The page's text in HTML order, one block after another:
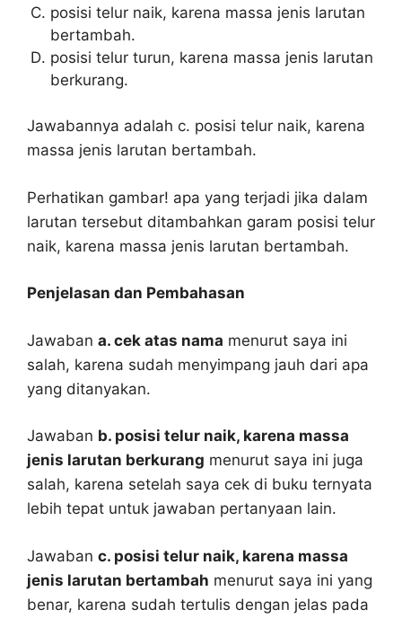
posisi telur naik, karena massa jenis larutan
bertambah.
posisi telur turun, karena massa jenis larutan
berkurang.
Jawabannya adalah c. posisi telur naik, karena
massa jenis larutan bertambah.
Perhatikan gambar! apa yang terjadi jika dalam
larutan tersebut ditambahkan garam posisi telur
naik, karena massa jenis larutan bertambah.
Penjelasan dan Pembahasan
Jawaban a. cek atas nama menurut saya ini
salah, karena sudah menyimpang jauh dari apa
yang ditanyakan.
Jawaban b. posisi telur naik, karena massa
jenis larutan berkurang menurut saya ini juga
salah, karena setelah saya cek di buku ternyata
lebih tepat untuk jawaban pertanyaan lain.
Jawaban c. posisi telur naik, karena massa
jenis larutan bertambah menurut saya ini yang
benar, karena sudah tertulis dengan jelas pada